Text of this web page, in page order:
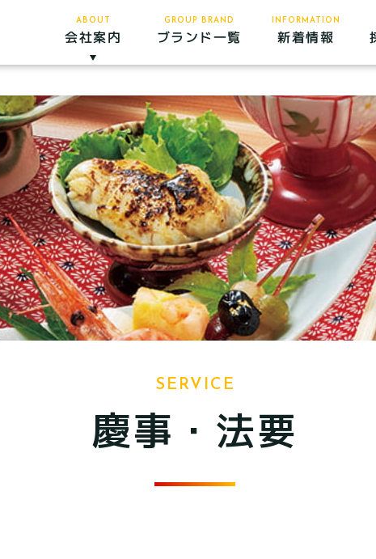
ABOUT
会社案内
企業理念
食へのこ
だわり
慶事・法
要
GROUP BRAND
ブランド一覧
INFORMATION
新着情報
SERVICE
慶事・法要